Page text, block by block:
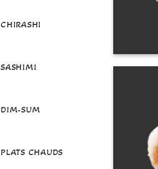
CHIRASHI
SASHIMI
DIM-SUM
PLATS CHAUDS